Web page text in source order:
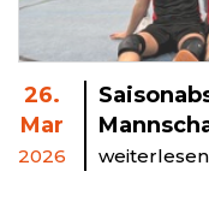
26.
Mar
2026 weiterlesen